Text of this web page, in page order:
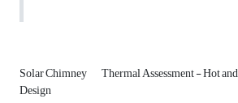
Solar Chimney Thermal Assessment - Hot
Design